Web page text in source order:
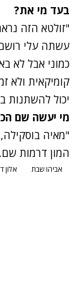
בעד מי את?
"זולטא הזה
עשתה עלי
כמוני אבל לא
קומיקאית ולא
יכול להשתנות
מי יעשה שם
"מאיה
המון דרמות
אביהו שבת אלון